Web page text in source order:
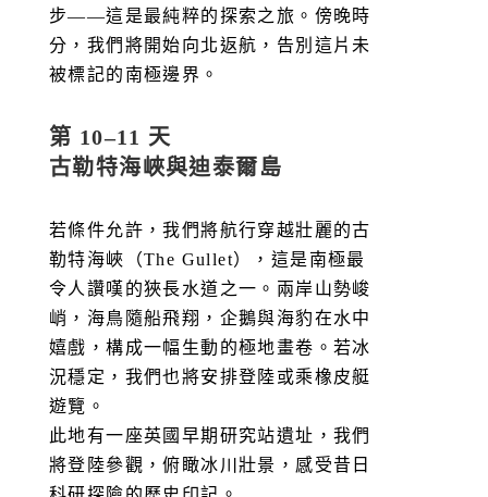
步——這是最純粹的探索之旅。傍晚時
分，我們將開始向北返航，告別這片未
被標記的南極邊界。
第 10–11 天
古勒特海峽與迪泰爾島
若條件允許，我們將航行穿越壯麗的古
勒特海峽（The Gullet），這是南極最
令人讚嘆的狹長水道之一。兩岸山勢峻
峭，海鳥隨船飛翔，企鵝與海豹在水中
嬉戲，構成一幅生動的極地畫卷。若冰
況穩定，我們也將安排登陸或乘橡皮艇
遊覽。
此地有一座英國早期研究站遺址，我們
將登陸參觀，俯瞰冰川壯景，感受昔日